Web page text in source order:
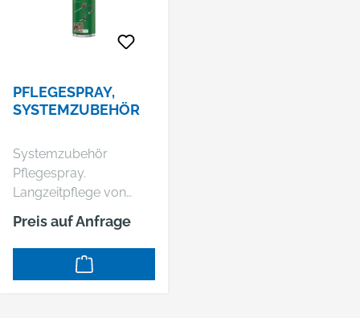
PFLEGESPRAY,
SYSTEMZUBEHÖR
Systemzubehör
Pflegespray.
Langzeitpflege von
Gartengeräten. Hilft
beim Aufrechterhalten
einer konstant hohen
Leistung über einen
Preis auf Anfrage